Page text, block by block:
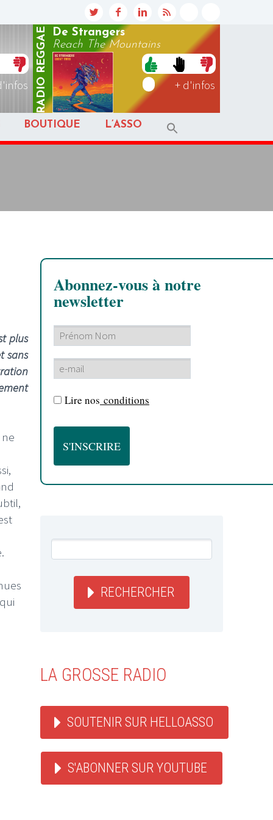
RADIO
REGGAE
De Strangers
Reach The Mountains
+ d'infos
BOUTIQUE L’ASSO
plus
sans
Abonnez-vous à notre
newsletter
Lire nos conditions
RECHERCHER
LA GROSSE RADIO
SOUTENIR SUR HELLOASSO
S'ABONNER SUR YOUTUBE